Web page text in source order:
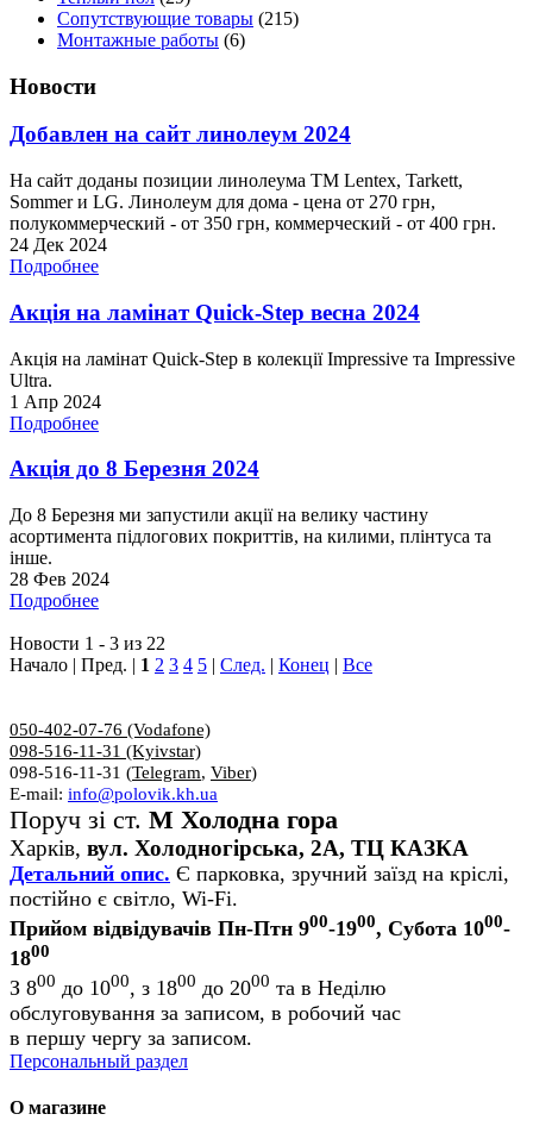
Сопутствующие товары (215)
Монтажные работы (6)
Новости
Добавлен на сайт линолеум 2024
На сайт доданы позиции линолеума ТМ Lentex, Tarkett,
Sommer и LG. Линолеум для дома - цена от 270 грн,
полукоммерческий - от 350 грн, коммерческий - от 400 грн.
24 Дек 2024
Подробнее
Акція на ламінат Quick-Step весна 2024
Акція на ламінат Quick-Step в колекції Impressive та Impressive
Ultra.
1 Апр 2024
Подробнее
Акція до 8 Березня 2024
До 8 Березня ми запустили акції на велику частину
асортимента підлогових покриттів, на килими, плінтуса та
інше.
28 Фев 2024
Подробнее
Новости 1 - 3 из 22
Начало | Пред. | 1 2 3 4 5 | След. | Конец | Все
050-402-07-76 (Vodafone)
098-516-11-31 (Kyivstar)
098-516-11-31 (Telegram, Viber)
E-mail: info@polovik.kh.ua
Поруч зі ст. М Холодна гора
Харків, вул. Холодногірська, 2А, ТЦ КАЗКА
Детальний опис. Є парковка, зручний заїзд на кріслі,
постійно є світло, Wi-Fi.
Прийом відвідувачів Пн-Птн 900-1900, Субота 1000-
1800
З 800 до 1000, з 1800 до 2000 та в Неділю
обслуговування за записом, в робочий час
в першу чергу за записом.
Персональный раздел
О магазине